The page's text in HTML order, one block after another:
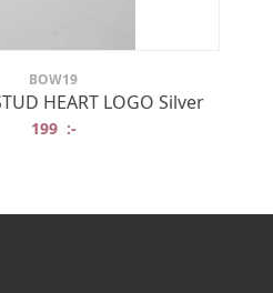
BOW19
HEART LOGO Silver
199 :-